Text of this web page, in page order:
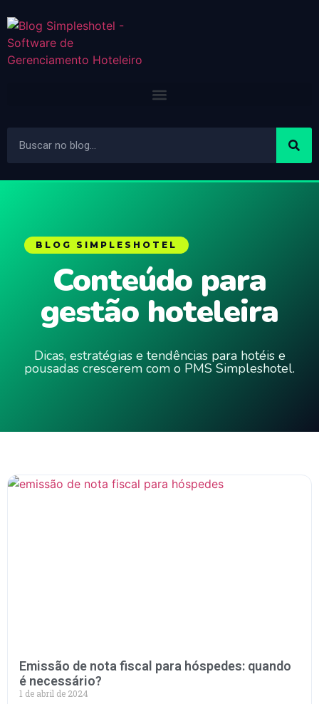
BLOG SIMPLESHOTEL
Conteúdo para
gestão hoteleira
Dicas, estratégias e tendências para hotéis e
pousadas crescerem com o PMS Simpleshotel.
Emissão de nota fiscal para hóspedes: quando
é necessário?
1 de abril de 2024